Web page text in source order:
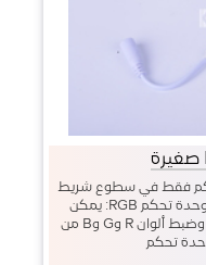
فقط في سطوع شريط
الضوء، ولكن لا يمكنه ضبط اللون. 2. وحدة تحكم RGB: يمكن
التحكم في سطوع ولون شريط الضوء، وضبط ألوان R وG وB من